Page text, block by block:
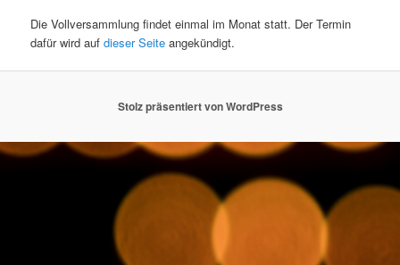
Die Vollversammlung findet einmal im Monat statt. Der Termin
dafür wird aufdieser Seite angekündigt.
Stolz präsentiert von WordPress